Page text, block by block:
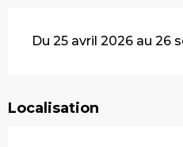
Du 25 avril 2026 au 26
Localisation